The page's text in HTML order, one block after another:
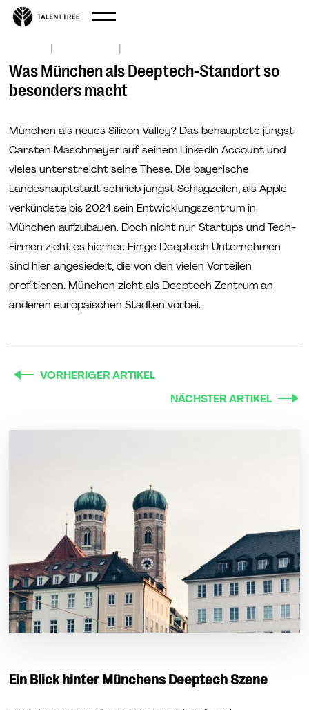
Was München als Deeptech-Standort so
besonders macht
München als neues Silicon Valley? Das behauptete jüngst
Carsten Maschmeyer auf seinem LinkedIn Account und
vieles unterstreicht seine These. Die bayerische
Landeshauptstadt schrieb jüngst Schlagzeilen, als Apple
verkündete bis 2024 sein Entwicklungszentrum in
München aufzubauen. Doch nicht nur Startups und Tech-
Firmen zieht es hierher. Einige Deeptech Unternehmen
sind hier angesiedelt, die von den vielen Vorteilen
profitieren. München zieht als Deeptech Zentrum an
anderen europäischen Städten vorbei.
VORHERIGER ARTIKEL
NÄCHSTER ARTIKEL
Ein Blick hinter Münchens Deeptech Szene